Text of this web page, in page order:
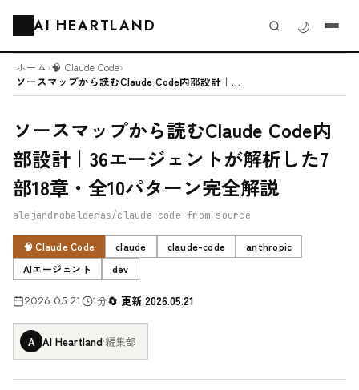
AI HEARTLAND 🌙
ホーム›🧠 Claude Code›
ソースマップから読むClaude Code内部設計｜36エージェントが解析...
ソースマップから読むClaude Code内
部設計｜36エージェントが解析した7
部18章・全10パターン完全解説
alejandrobalderas/claude-code-from-source
🧠 Claude Code claude claude-code
anthropic
AIエージェント
dev
2026.05.21 1分 更新 2026.05.21
A AI Heartland·編集部